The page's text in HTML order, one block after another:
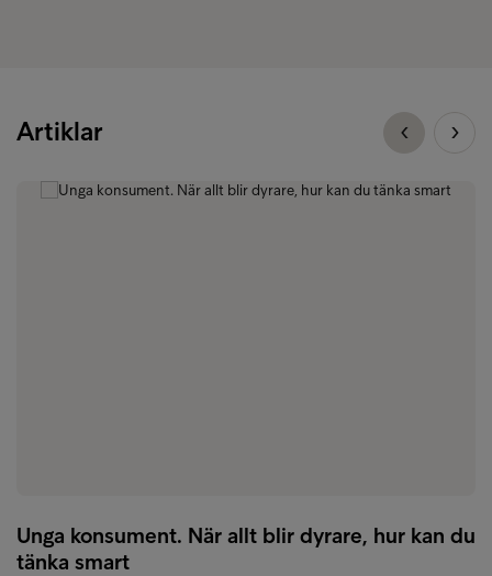
Artiklar
Unga konsument. När allt blir dyrare, hur kan du
tänka smart